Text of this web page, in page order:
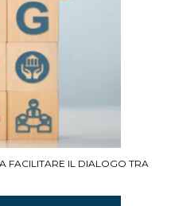
FACILITARE IL DIALOGO TRA